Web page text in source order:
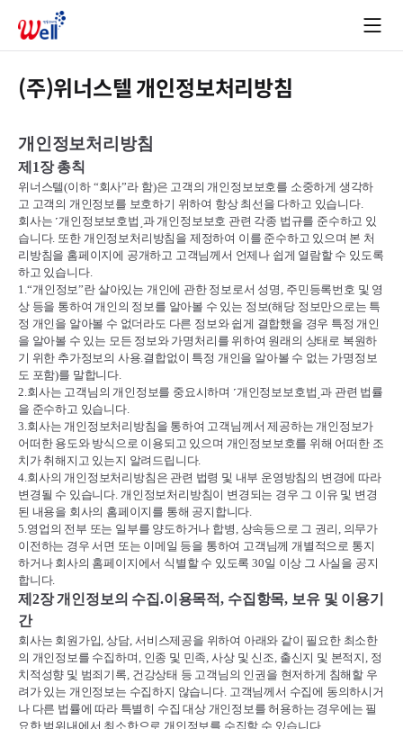
(주)위너스텔 개인정보처리방침
개인정보처리방침
제 1장 총칙
위너스텔(이하 “회사”라 함)은 고객의 개인정보보호를 소중하게 생각하
고 고객의 개인정보를 보호하기 위하여 항상 최선을 다하고 있습니다.
회사는 ˹개인정보보호법 과 개인정보보호 관련 각종 법규를 준수하고 있
습니다. 또한 개인정보처리방침을 제정하여 이를 준수하고 있으며 본 처
리방침을 홈페이지에 공개하고 고객님께서 언제나 쉽게 열람할 수 있도록
하고 있습니다.
1.“개인정보”란 살아있는 개인에 관한 정보로서 성명, 주민등록번호 및 영
상 등을 통하여 개인의 정보를 알아볼 수 있는 정보(해당 정보만으로는 특
정 개인을 알아볼 수 없더라도 다른 정보와 쉽게 결합했을 경우 특정 개인
을 알아볼 수 있는 모든 정보와 가명처리를 위하여 원래의 상태로 복원하
기 위한 추가정보의 사용.결합없이 특정 개인을 알아볼 수 없는 가명정보
도 포함)를 말합니다.
2.회사는 고객님의 개인정보를 중요시하며 ˹개인정보보호법 ˼과 관련 법률
을 준수하고 있습니다.
3.회사는 개인정보처리방침을 통하여 고객님께서 제공하는 개인정보가
어떠한 용도와 방식으로 이용되고 있으며 개인정보보호를 위해 어떠한 조
치가 취해지고 있는지 알려드립니다.
4.회사의 개인정보처리방침은 관련 법령 및 내부 운영방침의 변경에 따라
변경될 수 있습니다. 개인정보처리방침이 변경되는 경우 그 이유 및 변경
된 내용을 회사의 홈페이지를 통해 공지합니다.
5.영업의 전부 또는 일부를 양도하거나 합병, 상속등으로 그 권리, 의무가
이전하는 경우 서면 또는 이메일 등을 통하여 고객님께 개별적으로 통지
하거나 회사의 홈페이지에서 식별할 수 있도록30일 이상 그 사실을 공지
합니다.
제 2장 개인정보의 수집.이용목적, 수집항목, 보유 및 이용기
간
회사는 회원가입,상담,서비스제공을 위하여 아래와 같이 필요한 최소한
의 개인정보를 수집하며, 인종 및 민족,사상 및 신조, 출신지 및 본적지, 정
치적성향 및 범죄기록, 건강상태 등 고객님의 인권을 현저하게 침해할 우
려가 있는 개인정보는 수집하지 않습니다. 고객님께서 수집에 동의하시거
나 다른 법률에 따라 특별히 수집 대상 개인정보를 허용하는 경우에는 필
요한 범위내에서 최소한으로 개인정보를 수집할 수 있습니다.